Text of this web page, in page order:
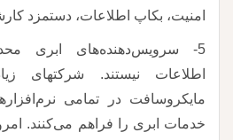
امنیت، بکاپ اطلاعات، دستمزد
5- سرویس‌دهنده‌های ابری
اطلاعات نیستند. شرکتهای
مایکروسافت در تمامی
خدمات ابری را فراهم می‌کنند.